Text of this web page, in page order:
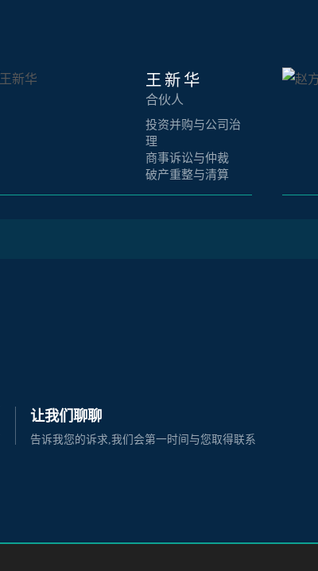
王新华
合伙人
投资并购与公司治
理
商事诉讼与仲裁
破产重整与清算
让我们聊聊
告诉我您的诉求,我们会第一时间与您取得联系